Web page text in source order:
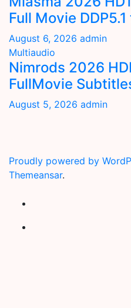
Full Movie
August 6, 2026 admin
Multiaudio
Nimrods 2026
FullMovie
August 5, 2026 admin
Proudly powered by
Themeansar.